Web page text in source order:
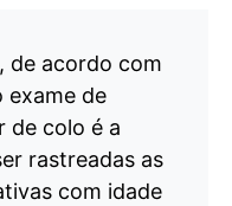
de acordo com
exame de
de colo é a
rastreadas as
com idade